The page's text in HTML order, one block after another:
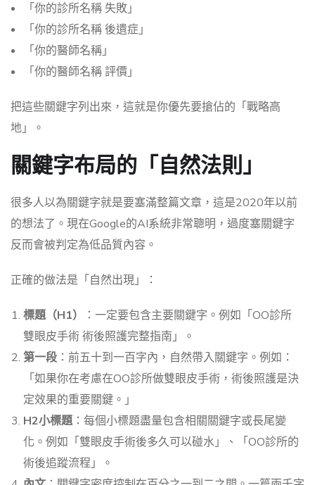
「你的診所名稱 失敗」
「你的診所名稱 後遺症」
「你的醫師名稱」
「你的醫師名稱 評價」
把這些關鍵字列出來，這就是你優先要搶佔的「戰略高
地」。
關鍵字布局的「自然法則」
很多人以為關鍵字就是要塞滿整篇文章，這是2020年以前
的想法了。現在Google的AI系統非常聰明，過度塞關鍵字
反而會被判定為低品質內容。
正確的做法是「自然出現」：
標題（H1）
：一定要包含主要關鍵字。例如「OO診所
雙眼皮手術 術後照護完整指南」。
第一段 ：前五十到一百字內，自然帶入關鍵字。例如：
「如果你在考慮在OO診所做雙眼皮手術，術後照護是決
定效果的重要關鍵。」
H2小標題 ：每個小標題盡量包含相關關鍵字或長尾變
化。例如「雙眼皮手術後多久可以碰水」、「OO診所的
術後追蹤流程」。